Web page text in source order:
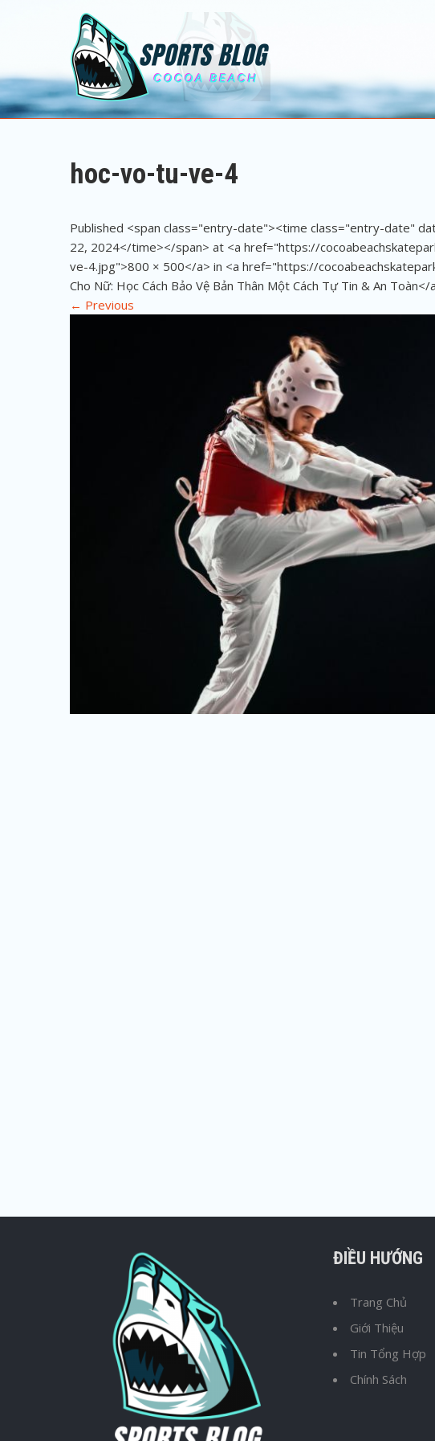
Sports Blog
Cocoa Beach
hoc-vo-tu-ve-4
Published <span class="entry-date"><time class="entry-date"
22, 2024</time></span> at <a href="https://
ve-4.jpg">800 × 500</a> in <a href="https://
Cho Nữ: Học Cách Bảo Vệ Bản Thân Một Cách Tự Tin & An Toàn</
← Previous
ĐIỀU HƯỚNG
Trang Chủ
Giới Thiệu
Tin Tổng Hợp
Chính Sách